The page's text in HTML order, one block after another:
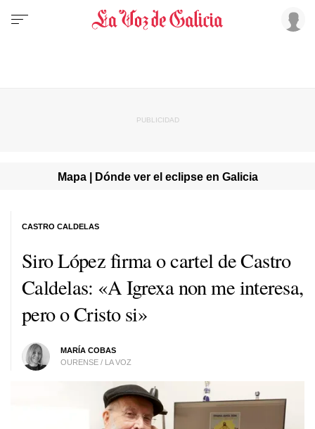
Mapa | Dónde ver el eclipse en Galicia
Siro López firma o cartel de Castro
Caldelas: «A Igrexa non me interesa,
pero o Cristo si»
MARÍA COBAS
OURENSE / LA VOZ
CASTRO CALDELAS